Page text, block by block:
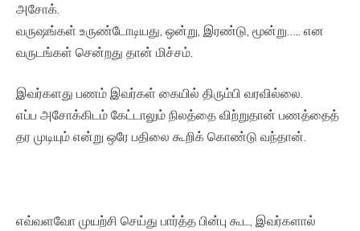
அசோக்.
வருஷங்கள் உருண்டோடியது, ஒன்று, இரண்டு, மூன்று….. என
வருடங்கள் சென்றது தான் மிச்சம்.
இவர்களது பணம் இவர்கள் கையில் திரும்பி வரவில்லை.
எப்ப அசோக்கிடம் கேட்டாலும் நிலத்தை விற்றுதான் பணத்தைத்
தர முடியும் என்று ஒரே பதிலை கூறிக் கொண்டு வந்தான்.
எவ்வளவோ முயற்சி செய்து பார்த்த பின்பு கூட, இவர்களால்